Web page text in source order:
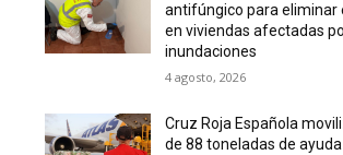
antifúngico para eliminar
en viviendas afectadas
inundaciones
4 agosto, 2026
Cruz Roja Española
de 88 toneladas de ayuda